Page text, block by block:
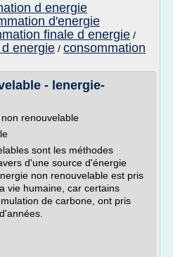
d energie
d'energie
finale d energie /
energie / consommation
- lenergie-
renouvelable
sont les méthodes
d'une source d'énergie
non renouvelable est pris
vie humaine, car certains
de carbone, ont pris